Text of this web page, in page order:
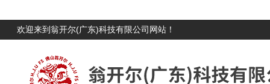
欢迎来到翁开尔(广东)科技有限公司网站！